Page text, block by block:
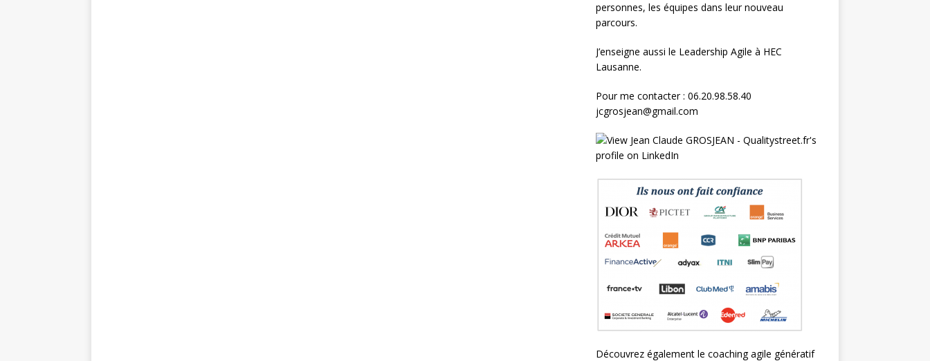
personnes, les équipes dans leur nouveau
parcours.
J’enseigne aussi le Leadership Agile à HEC
Lausanne.
Pour me contacter : 06.20.98.58.40
jcgrosjean@gmail.com
Découvrez également le coaching agile génératif